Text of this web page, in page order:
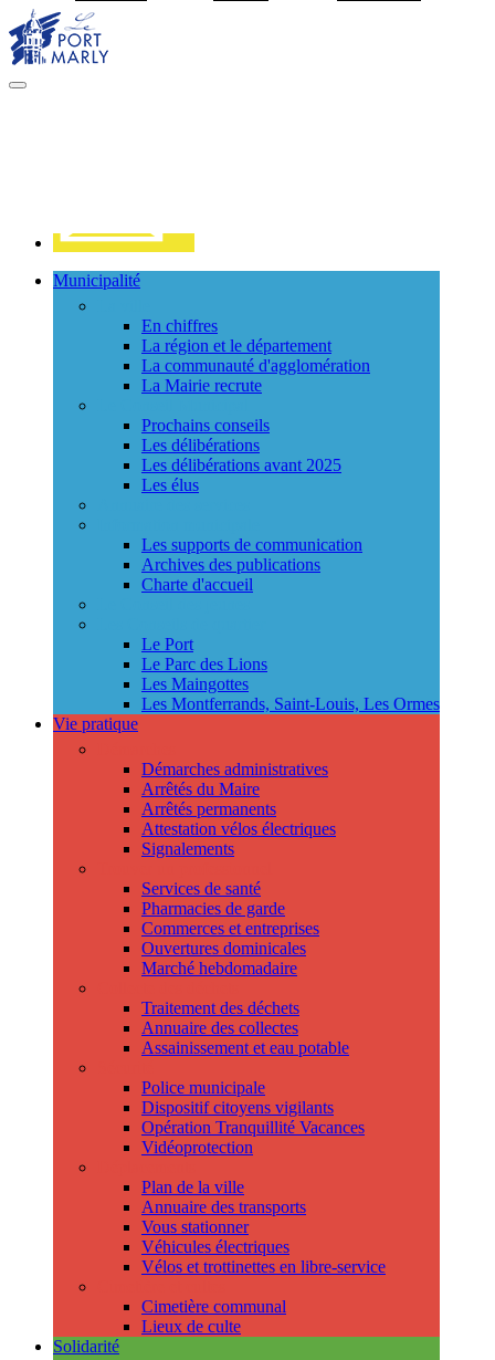
MENU
Municipalité
En chiffres
La région et le département
La communauté d'agglomération
La Mairie recrute
Prochains conseils
Les délibérations
Les délibérations avant 2025
Les élus
Les supports de communication
Archives des publications
Charte d'accueil
Le Port
Le Parc des Lions
Les Maingottes
Les Montferrands, Saint-Louis, Les Ormes
Vie pratique
Démarches administratives
Arrêtés du Maire
Arrêtés permanents
Attestation vélos électriques
Signalements
Services de santé
Pharmacies de garde
Commerces et entreprises
Ouvertures dominicales
Marché hebdomadaire
Traitement des déchets
Annuaire des collectes
Assainissement et eau potable
Police municipale
Dispositif citoyens vigilants
Opération Tranquillité Vacances
Vidéoprotection
Plan de la ville
Annuaire des transports
Vous stationner
Véhicules électriques
Vélos et trottinettes en libre-service
Cimetière communal
Lieux de culte
Solidarité